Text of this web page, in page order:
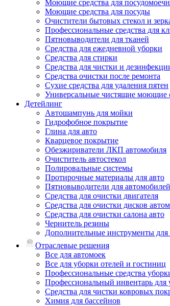
Моющие средства для
Моющие средства для посуды
Очистители бытовых стекол и
Профессиональные средства для
Пятновыводители для тканей
Средства для ежедневной уборки
Средства для стирки
Средства для чистки и
Средства очистки после ремонта
Сухие средства для удаления пятен
Универсальные чистящие моющие
Детейлинг
Автошампунь для мойки
Гидрофобное покрытие
Глина для авто
Кварцевое покрытие
Обезжириватели ЛКП автомобиля
Очиститель автостекол
Полировальные системы
Протирочные материалы для авто
Пятновыводители для автомобилей
Средства для очистки двигателя
Средства для очистки дисков
Средства для очистки салона авто
Чернитель резины
Дополнительные инструменты
Отраслевые решения
Все для автомоек
Все для уборки отелей и гостиниц
Профессиональные средства
Профессиональный инвентарь для
Средства для чистки ковровых
Химия для бассейнов